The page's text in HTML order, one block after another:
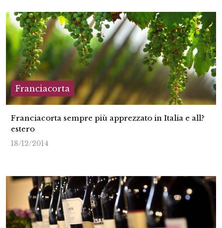
Franciacorta
Franciacorta sempre più apprezzato in Italia e all?
estero
18/12/2014